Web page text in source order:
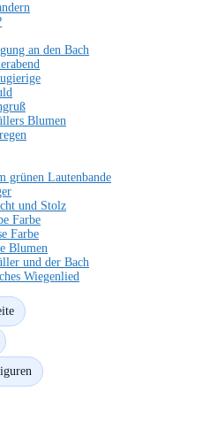
an den Bach
Blumen
grünen Lautenbande
und Stolz
Farbe
Farbe
Blumen
und der Bach
Wiegenlied